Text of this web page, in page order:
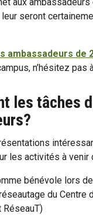
seront
ambassadeurs de
n’hésitez pas
les tâches
les activités à venir
bénévole lors
du Centre
RéseauT)